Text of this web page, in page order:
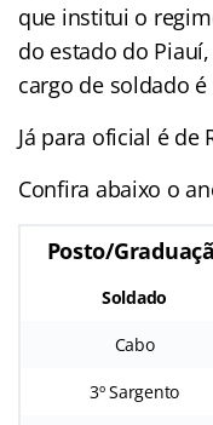
que institui o
do estado do
cargo de soldado é
Já para oficial é de
Confira abaixo o
Posto/
Soldado
Cabo
3º Sargento